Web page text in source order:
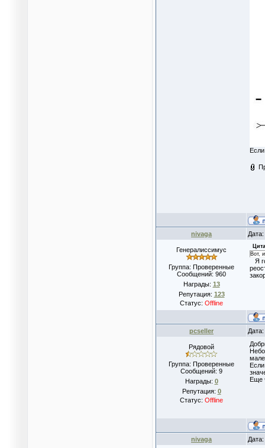
nivaga
Генералиссимус
Группа: Проверенные
Сообщений: 960
Награды: 13
Репутация: 123
Статус: Offline
Вот,
Я
pcseller
Рядовой
Группа: Проверенные
Сообщений: 9
Награды: 0
Репутация: 0
Статус: Offline
Еще
nivaga